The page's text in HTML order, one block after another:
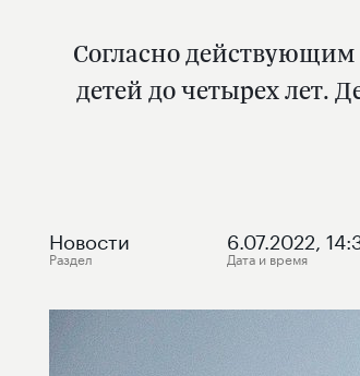
Согласно действующим
детей до четырех лет.
Новости
Раздел
6.07.2022,
Дата и время